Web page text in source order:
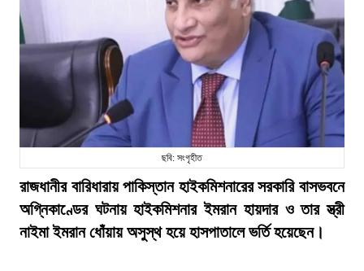
ছবি: সংগৃহীত
রাজধানীর বারিধারায় পাকিস্তান হাইকমিশনারের সরকারি বাসভবনে
অগ্নিকাণ্ডের ঘটনায় হাইকমিশনার ইমরান হায়দার ও তার স্ত্রী
নাইমা ইমরান ধোঁয়ায় অসুস্থ হয়ে হাসপাতালে ভর্তি হয়েছেন।